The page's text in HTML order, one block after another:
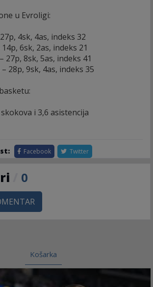
u Evroligi:
4sk, 4as, indeks 32
6sk, 2as, indeks 21
27p, 8sk, 5as, indeks 41
28p, 9sk, 4as, indeks 35
i 3,6 asistencija
Facebook Twitter
0
Košarka